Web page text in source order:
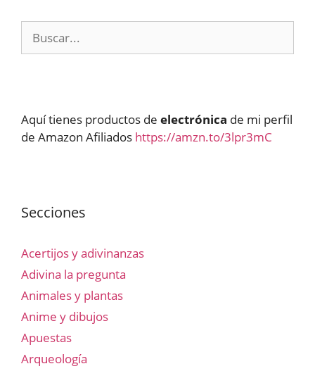
Aquí tienes productos de electrónica de mi perfil
de Amazon Afiliados https://amzn.to/3lpr3mC
Secciones
Acertijos y adivinanzas
Adivina la pregunta
Animales y plantas
Anime y dibujos
Apuestas
Arqueología